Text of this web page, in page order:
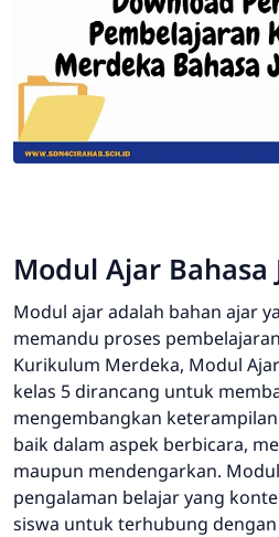
Modul Ajar Bahasa
Modul ajar adalah bahan ajar
memandu proses
Kurikulum Merdeka, Modul
kelas 5 dirancang untuk
mengembangkan keterampilan
baik dalam aspek berbicara,
maupun mendengarkan.
pengalaman belajar yang
siswa untuk terhubung dengan